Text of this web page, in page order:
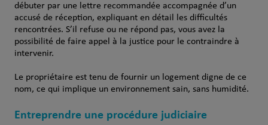
débuter par une lettre recommandée accompagnée d’un
accusé de réception, expliquant en détail les difficultés
rencontrées. S’il refuse ou ne répond pas, vous avez la
possibilité de faire appel à la justice pour le contraindre à
intervenir.
Le propriétaire est tenu de fournir un logement digne de ce
nom, ce qui implique un environnement sain, sans humidité.
Entreprendre une procédure judiciaire